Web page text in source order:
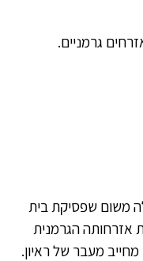
משום שפסיקת בית
הגרמנית
מעבר של ראיון.